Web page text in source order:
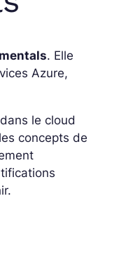
. Elle
Azure,
le cloud
concepts de